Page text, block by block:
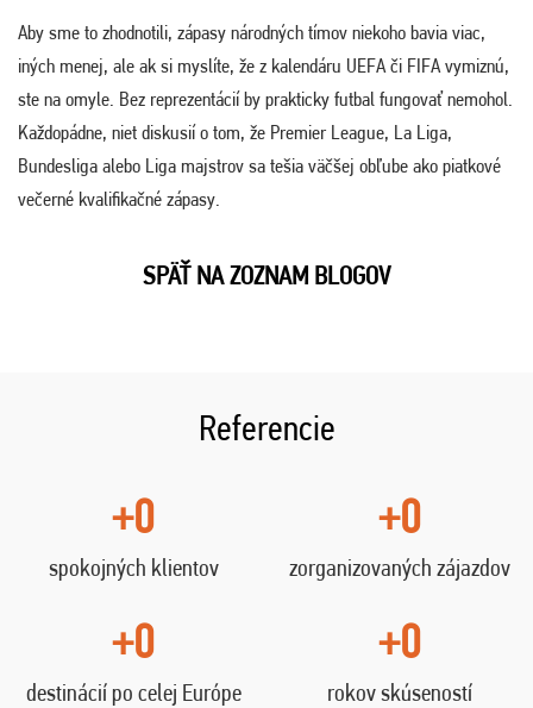
Aby sme to zhodnotili, zápasy národných tímov niekoho bavia viac,
iných menej, ale ak si myslíte, že z kalendáru UEFA či FIFA vymiznú,
ste na omyle. Bez reprezentácií by prakticky futbal fungovať nemohol.
Každopádne, niet diskusií o tom, že Premier League, La Liga,
Bundesliga alebo Liga majstrov sa tešia väčšej obľube ako piatkové
večerné kvalifikačné zápasy.
SPÄŤ NA ZOZNAM BLOGOV
Referencie
+0
spokojných klientov
+0
zorganizovaných zájazdov
+0
destinácií po celej Európe
+0
rokov skúseností